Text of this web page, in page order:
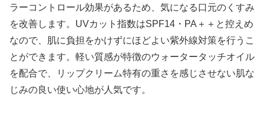
ラーコントロール効果があるため、気になる口元のくすみ
を改善します。UVカット指数はSPF14・PA＋＋と控えめ
なので、肌に負担をかけずにほどよい紫外線対策を行うこ
とができます。軽い質感が特徴のウォータータッチオイル
を配合で、リップクリーム特有の重さを感じさせない肌な
じみの良い使い心地が人気です。